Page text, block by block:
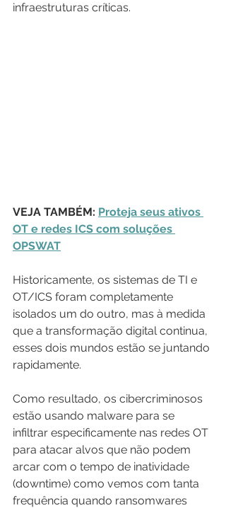
infraestruturas críticas.
VEJA TAMBÉM: Proteja seus ativos
OT e redes ICS com soluções
OPSWAT
Historicamente, os sistemas de TI e
OT/ICS foram completamente
isolados um do outro, mas à medida
que a transformação digital continua,
esses dois mundos estão se juntando
rapidamente.
Como resultado, os cibercriminosos
estão usando malware para se
infiltrar especificamente nas redes OT
para atacar alvos que não podem
arcar com o tempo de inatividade
(downtime) como vemos com tanta
frequência quando ransomwares